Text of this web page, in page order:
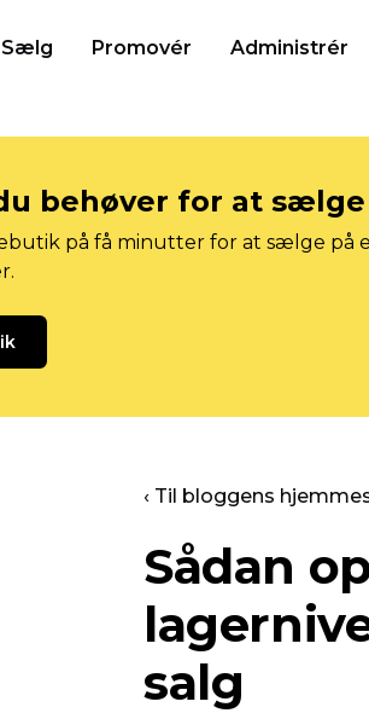
Sælg Promovér Administrér
behøver for at
på få minutter for at sælge på
‹ Til bloggens
Sådan
salg